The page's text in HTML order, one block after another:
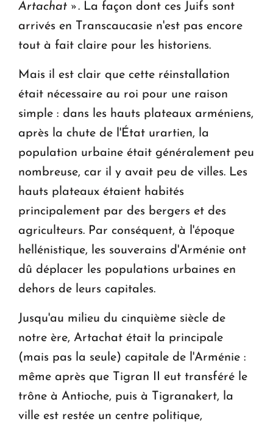
Artachat ». La façon dont ces Juifs sont
arrivés en Transcaucasie n'est pas encore
tout à fait claire pour les historiens.
Mais il est clair que cette réinstallation
était nécessaire au roi pour une raison
simple : dans les hauts plateaux arméniens,
après la chute de l'État urartien, la
population urbaine était généralement peu
nombreuse, car il y avait peu de villes. Les
hauts plateaux étaient habités
principalement par des bergers et des
agriculteurs. Par conséquent, à l'époque
hellénistique, les souverains d'Arménie ont
dû déplacer les populations urbaines en
dehors de leurs capitales.
Jusqu'au milieu du cinquième siècle de
notre ère, Artachat était la principale
(mais pas la seule) capitale de l'Arménie :
même après que Tigran II eut transféré le
trône à Antioche, puis à Tigranakert, la
ville est restée un centre politique,